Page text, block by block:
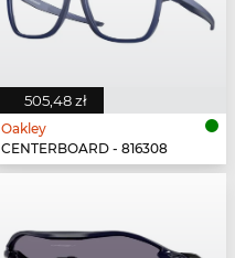
505,48 zł
Oakley
CENTERBOARD - 816308